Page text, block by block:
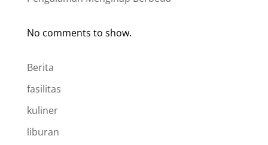
No comments to show.
Berita
fasilitas
kuliner
liburan